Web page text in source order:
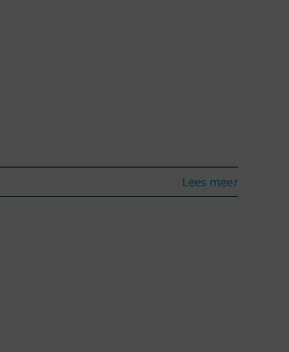
Lees meer